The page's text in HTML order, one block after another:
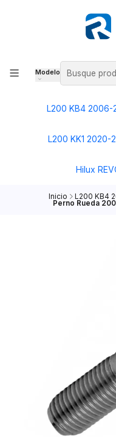
Modelo
L200 KB4 2006-
L200 KK1 2020-
Hilux
Inicio L200 KB4
Perno Rueda